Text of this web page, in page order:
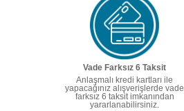
Vade Farksız 6 Taksit
Anlaşmalı kredi kartları ile
yapacağınız alışverişlerde vade
farksız 6 taksit imkanından
yararlanabilirsiniz.